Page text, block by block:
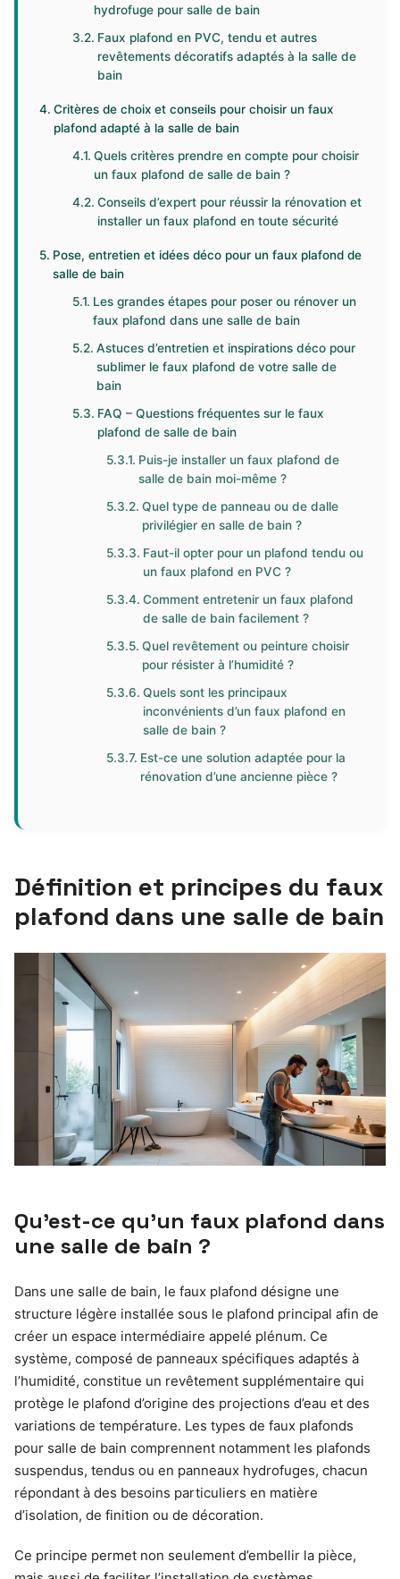
hydrofuge pour salle de bain
Faux plafond en PVC, tendu et autres
revêtements décoratifs adaptés à la salle de
bain
Critères de choix et conseils pour choisir un faux
plafond adapté à la salle de bain
Quels critères prendre en compte pour choisir
un faux plafond de salle de bain ?
Conseils d’expert pour réussir la rénovation et
installer un faux plafond en toute sécurité
Pose, entretien et idées déco pour un faux plafond de
salle de bain
Les grandes étapes pour poser ou rénover un
faux plafond dans une salle de bain
Astuces d’entretien et inspirations déco pour
sublimer le faux plafond de votre salle de
bain
FAQ – Questions fréquentes sur le faux
plafond de salle de bain
Puis-je installer un faux plafond de
salle de bain moi-même ?
Quel type de panneau ou de dalle
privilégier en salle de bain ?
Faut-il opter pour un plafond tendu ou
un faux plafond en PVC ?
Comment entretenir un faux plafond
de salle de bain facilement ?
Quel revêtement ou peinture choisir
pour résister à l’humidité ?
Quels sont les principaux
inconvénients d’un faux plafond en
salle de bain ?
Est-ce une solution adaptée pour la
rénovation d’une ancienne pièce ?
Définition et principes du faux
plafond dans une salle de bain
Qu’est-ce qu’un faux plafond dans
une salle de bain ?
Dans une salle de bain, le faux plafond désigne une
structure légère installée sous le plafond principal afin de
créer un espace intermédiaire appelé plénum. Ce
système, composé de panneaux spécifiques adaptés à
l’humidité, constitue un revêtement supplémentaire qui
protège le plafond d’origine des projections d’eau et des
variations de température. Les types de faux plafonds
pour salle de bain comprennent notamment les plafonds
suspendus, tendus ou en panneaux hydrofuges, chacun
répondant à des besoins particuliers en matière
d’isolation, de finition ou de décoration.
Ce principe permet non seulement d’embellir la pièce,